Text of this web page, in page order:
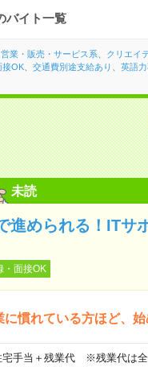
バイト一覧
営業・販売・サービス系 クリエイ
接OK、 交通費別途支給あり 英語
未読
進められる！ITサ
・面接OK
慣れている方ほど、始
宅手当＋残業代 ※残業代は